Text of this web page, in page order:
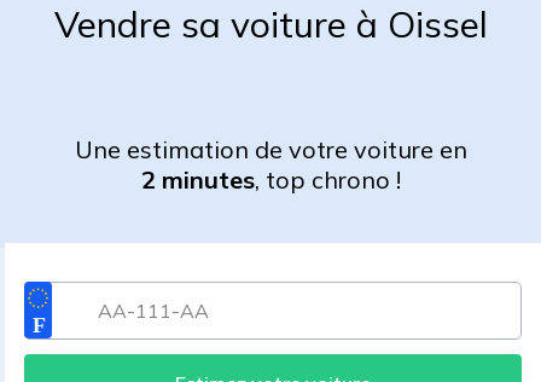
Vendre sa voiture à Oissel
Une estimation de votre voiture en
2 minutes, top chrono !